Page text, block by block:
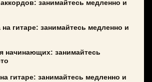
занимайтесь медленно и
на гитаре: занимайтесь медленно и
начинающих: занимайтесь
гитаре: занимайтесь медленно и